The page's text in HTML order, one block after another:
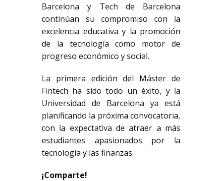
Barcelona y Tech de Barcelona
continúan su compromiso con la
excelencia educativa y la promoción
de la tecnología como motor de
progreso económico y social.
La primera edición del Máster de
Fintech ha sido todo un éxito, y la
Universidad de Barcelona ya está
planificando la próxima convocatoria,
con la expectativa de atraer a más
estudiantes apasionados por la
tecnología y las finanzas.
¡Comparte!